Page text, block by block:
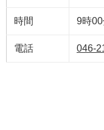
時間 9時
電話 046-